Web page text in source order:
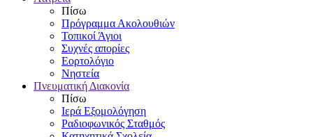
Πίσω
Πρόγραμμα Ακολουθιών
Τοπικοί Άγιοι
Συχνές απορίες
Εορτολόγιο
Νηστεία
Πνευματική Διακονία
Πίσω
Ιερά Εξομολόγηση
Ραδιοφωνικός Σταθμός